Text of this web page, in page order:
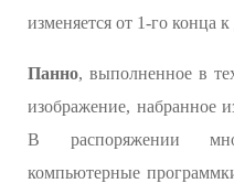
изменяется от 1-го конца к
Панно, выполненное в
изображение, набранное
В распоряжении
компьютерные